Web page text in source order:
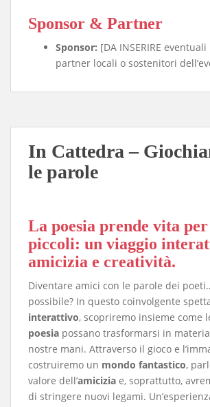
Sponsor & Partner
Sponsor: [DA INSERIRE
partner locali o sostenitori
In Cattedra –
le parole
La poesia prende vita
piccoli: un viaggio
amicizia e creatività.
Diventare amici con le parole dei
possibile? In questo coinvolgente
interattivo, scopriremo insieme come
poesia possano trasformarsi in
nostre mani. Attraverso il gioco e
costruiremo un mondo fantastico,
valore dell’amicizia e, soprattutto,
di stringere nuovi legami.